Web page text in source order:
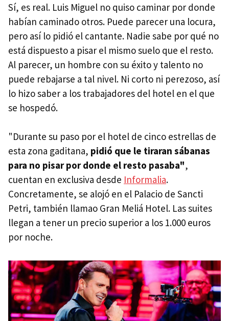
Sí, es real. Luis Miguel no quiso caminar por donde
habían caminado otros. Puede parecer una locura,
pero así lo pidió el cantante. Nadie sabe por qué no
está dispuesto a pisar el mismo suelo que el resto.
Al parecer, un hombre con su éxito y talento no
puede rebajarse a tal nivel. Ni corto ni perezoso, así
lo hizo saber a los trabajadores del hotel en el que
se hospedó.
"Durante su paso por el hotel de cinco estrellas de
esta zona gaditana, pidió que le tiraran sábanas
para no pisar por donde el resto pasaba",
cuentan en exclusiva desde Informalia.
Concretamente, se alojó en el Palacio de Sancti
Petri, también llamao Gran Meliá Hotel. Las suites
llegan a tener un precio superior a los 1.000 euros
por noche.